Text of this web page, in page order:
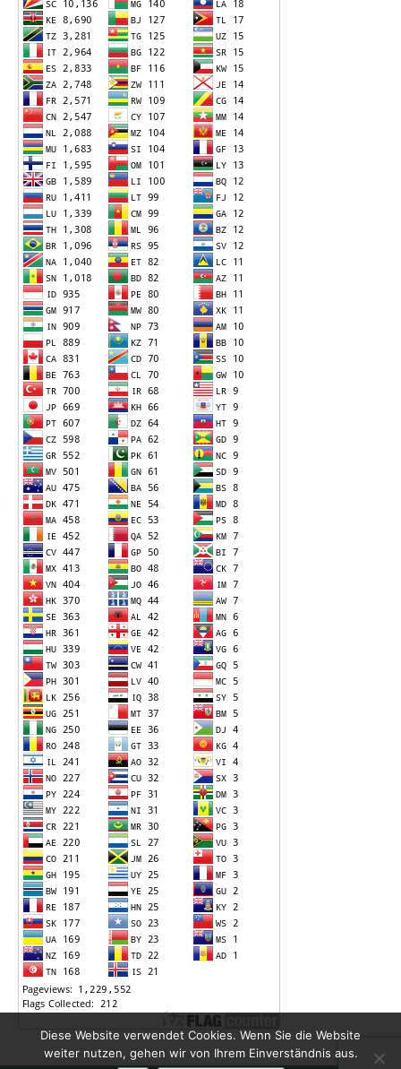
Diese Website verwendet Cookies. Wenn Sie die Website
weiter nutzen, gehen wir von Ihrem Einverständnis aus.